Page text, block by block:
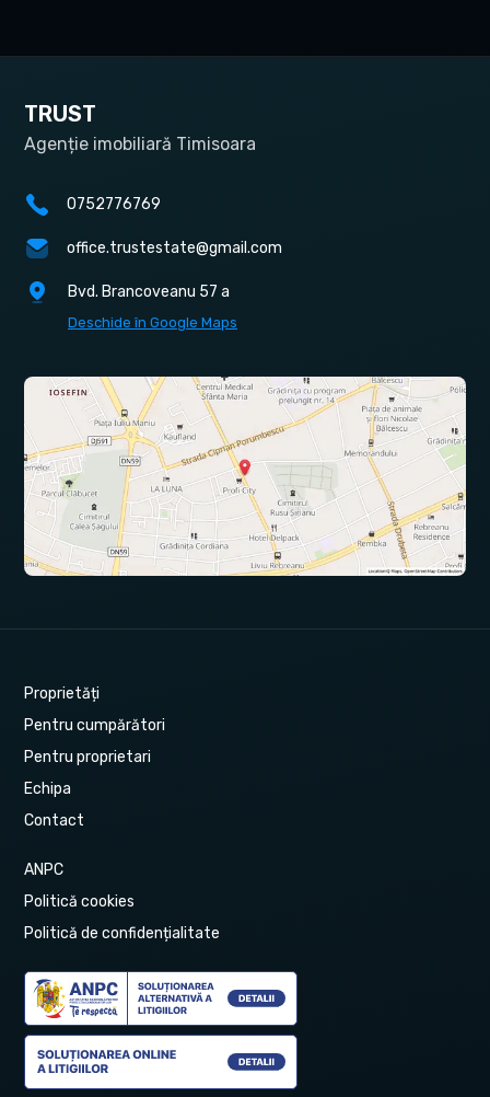
TRUST
Agenție imobiliară Timisoara
0752776769
office.trustestate@gmail.com
Bvd. Brancoveanu 57 a
Deschide în Google Maps
Proprietăți
Pentru cumpărători
Pentru proprietari
Echipa
Contact
ANPC
Politică cookies
Politică de confidențialitate